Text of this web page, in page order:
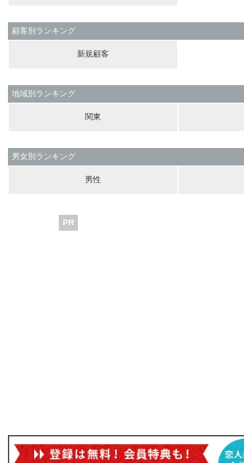
顧客別ランキング
新規顧客
地域別ランキング
関東
男女別ランキング
男性
PR